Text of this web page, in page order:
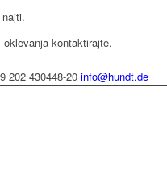
kontaktirajte.
202 430448-20 info@hundt.de